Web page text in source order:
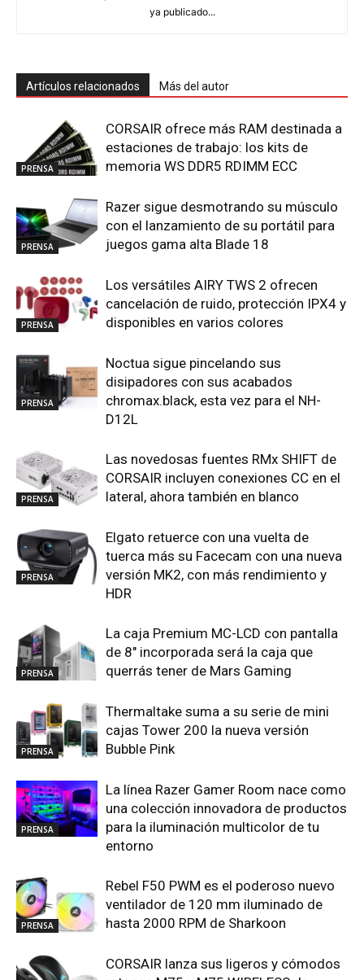
ya publicado...
Artículos relacionados Más del autor
PRENSA
CORSAIR ofrece más RAM destinada a
estaciones de trabajo: los kits de
memoria WS DDR5 RDIMM ECC
PRENSA
Razer sigue desmotrando su músculo
con el lanzamiento de su portátil para
juegos gama alta Blade 18
PRENSA
Los versátiles AIRY TWS 2 ofrecen
cancelación de ruido, protección IPX4 y
disponibles en varios colores
PRENSA
Noctua sigue pincelando sus
disipadores con sus acabados
chromax.black, esta vez para el NH-
D12L
PRENSA
Las novedosas fuentes RMx SHIFT de
CORSAIR incluyen conexiones CC en el
lateral, ahora también en blanco
PRENSA
Elgato retuerce con una vuelta de
tuerca más su Facecam con una nueva
versión MK2, con más rendimiento y
HDR
PRENSA
La caja Premium MC-LCD con pantalla
de 8″ incorporada será la caja que
querrás tener de Mars Gaming
PRENSA
Thermaltake suma a su serie de mini
cajas Tower 200 la nueva versión
Bubble Pink
PRENSA
La línea Razer Gamer Room nace como
una colección innovadora de productos
para la iluminación multicolor de tu
entorno
PRENSA
Rebel F50 PWM es el poderoso nuevo
ventilador de 120 mm iluminado de
hasta 2000 RPM de Sharkoon
CORSAIR lanza sus ligeros y cómodos